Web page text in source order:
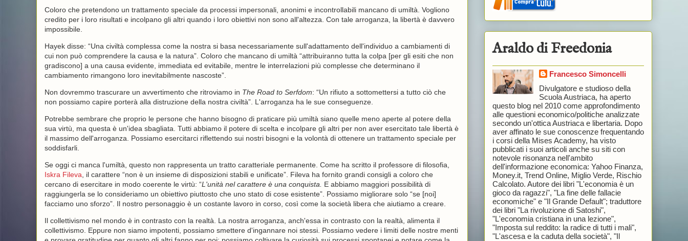
Coloro che pretendono un trattamento speciale da processi impersonali, anonimi e incontrollabili mancano di umiltà. Vogliono
credito per i loro risultati e incolpano gli altri quando i loro obiettivi non sono all'altezza. Con tale arroganza, la libertà è davvero
impossibile.
Hayek disse: “Una civiltà complessa come la nostra si basa necessariamente sull'adattamento dell'individuo a cambiamenti di
cui non può comprendere la causa e la natura”. Coloro che mancano di umiltà “attribuiranno tutta la colpa [per gli esiti che non
gradiscono] a una causa evidente, immediata ed evitabile, mentre le interrelazioni più complesse che determinano il
cambiamento rimangono loro inevitabilmente nascoste”.
Non dovremmo trascurare un avvertimento che ritroviamo in The Road to Serfdom: “Un rifiuto a sottomettersi a tutto ciò che
non possiamo capire porterà alla distruzione della nostra civiltà”. L'arroganza ha le sue conseguenze.
Potrebbe sembrare che proprio le persone che hanno bisogno di praticare più umiltà siano quelle meno aperte al potere della
sua virtù, ma questa è un'idea sbagliata. Tutti abbiamo il potere di scelta e incolpare gli altri per non aver esercitato tale libertà è
il massimo dell'arroganza. Possiamo esercitarci riflettendo sui nostri bisogni e la volontà di ottenere un trattamento speciale per
soddisfarli.
Se oggi ci manca l'umiltà, questo non rappresenta un tratto caratteriale permanente. Come ha scritto il professore di filosofia,
Iskra Fileva , il carattere “non è un insieme di disposizioni stabili e unificate”. Fileva ha fornito grandi consigli a coloro che
cercano di esercitare in modo coerente le virtù: “L'unità nel carattere è una conquista.
E abbiamo maggiori possibilità di
raggiungerla se lo consideriamo un obiettivo piuttosto che uno stato di cose esistente”. Possiamo migliorare solo “se [noi]
facciamo uno sforzo”. Il nostro personaggio è un costante lavoro in corso, così come la società libera che aiutiamo a creare.
Il collettivismo nel mondo è in contrasto con la realtà. La nostra arroganza, anch'essa in contrasto con la realtà, alimenta il
collettivismo. Eppure non siamo impotenti, possiamo smettere d'ingannare noi stessi. Possiamo vedere i limiti delle nostre menti
Araldo di Freedonia
Francesco Simoncelli
Divulgatore e studioso della
Scuola Austriaca, ha aperto
questo blog nel 2010 come approfondimento
alle questioni economico/politiche analizzate
secondo un'ottica Austriaca e libertaria. Dopo
aver affinato le sue conoscenze frequentando
i corsi della Mises Academy, ha visto
pubblicati i suoi articoli anche su siti con
notevole risonanza nell'ambito
dell'informazione economica: Yahoo Finanza,
Money.it, Trend Online, Miglio Verde, Rischio
Calcolato. Autore dei libri "L'economia è un
gioco da ragazzi", "La fine delle fallacie
economiche" e "Il Grande Default"; traduttore
dei libri "La rivoluzione di Satoshi",
"L'economia cristiana in una lezione",
"Imposta sul reddito: la radice di tutti i mali",
"L'ascesa e la caduta della società", "Il